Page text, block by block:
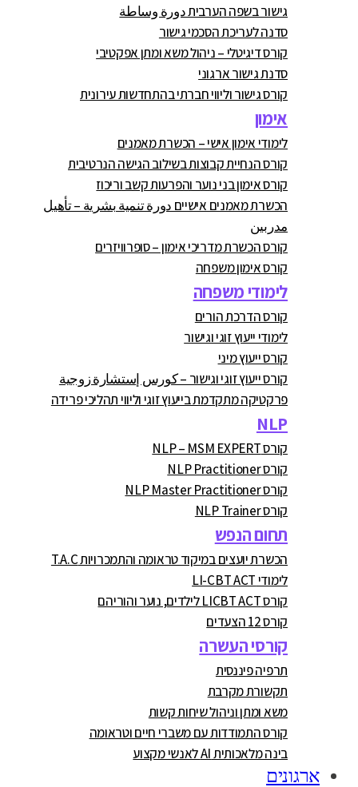
גישור בשפה הערבית دورة وساطة
סדנה לעריכת הסכמי גישור
קורס דיגיטלי – ניהול משא ומתן אפקטיבי
סדנת גישור ארגוני
קורס גישור וליווי חברתי בהתחדשות עירונית
אימון
לימודי אימון אישי – הכשרת מאמנים
קורס הנחיית קבוצות בשילוב הגישה הנרטיבית
קורס אימון בני נוער והפרעות קשב וריכוז
הכשרת מאמנים אישיים دورة تنمية بشرية – تأهيل
مدربين
קורס הכשרת מדריכי אימון – סופרוויזרים
קורס אימון משפחה
לימודי משפחה
קורס הדרכת הורים
לימודי ייעוץ זוגי וגישור
קורס ייעוץ מיני
קורס ייעוץ זוגי וגישור – كورس إستشارة زوجية
פרקטיקה מתקדמת בייעוץ זוגי וליווי תהליכי פרידה
NLP
קורס NLP – MSM EXPERT
קורס NLP Practitioner
קורס NLP Master Practitioner
קורס NLP Trainer
תחום הנפש
הכשרת יועצים במיקוד טראומה והתמכרויות T.A.C
לימודי LI-CBT ACT
קורס LICBT ACT לילדים, נוער והוריהם
קורס 12 הצעדים
קורסי העשרה
תרפיה פיננסית
תקשורת מקרבת
משא ומתן וניהול שיחות קשות
קורס התמודדות עם משברי חיים וטראומה
בינה מלאכותית AI לאנשי מקצוע
ארגונים